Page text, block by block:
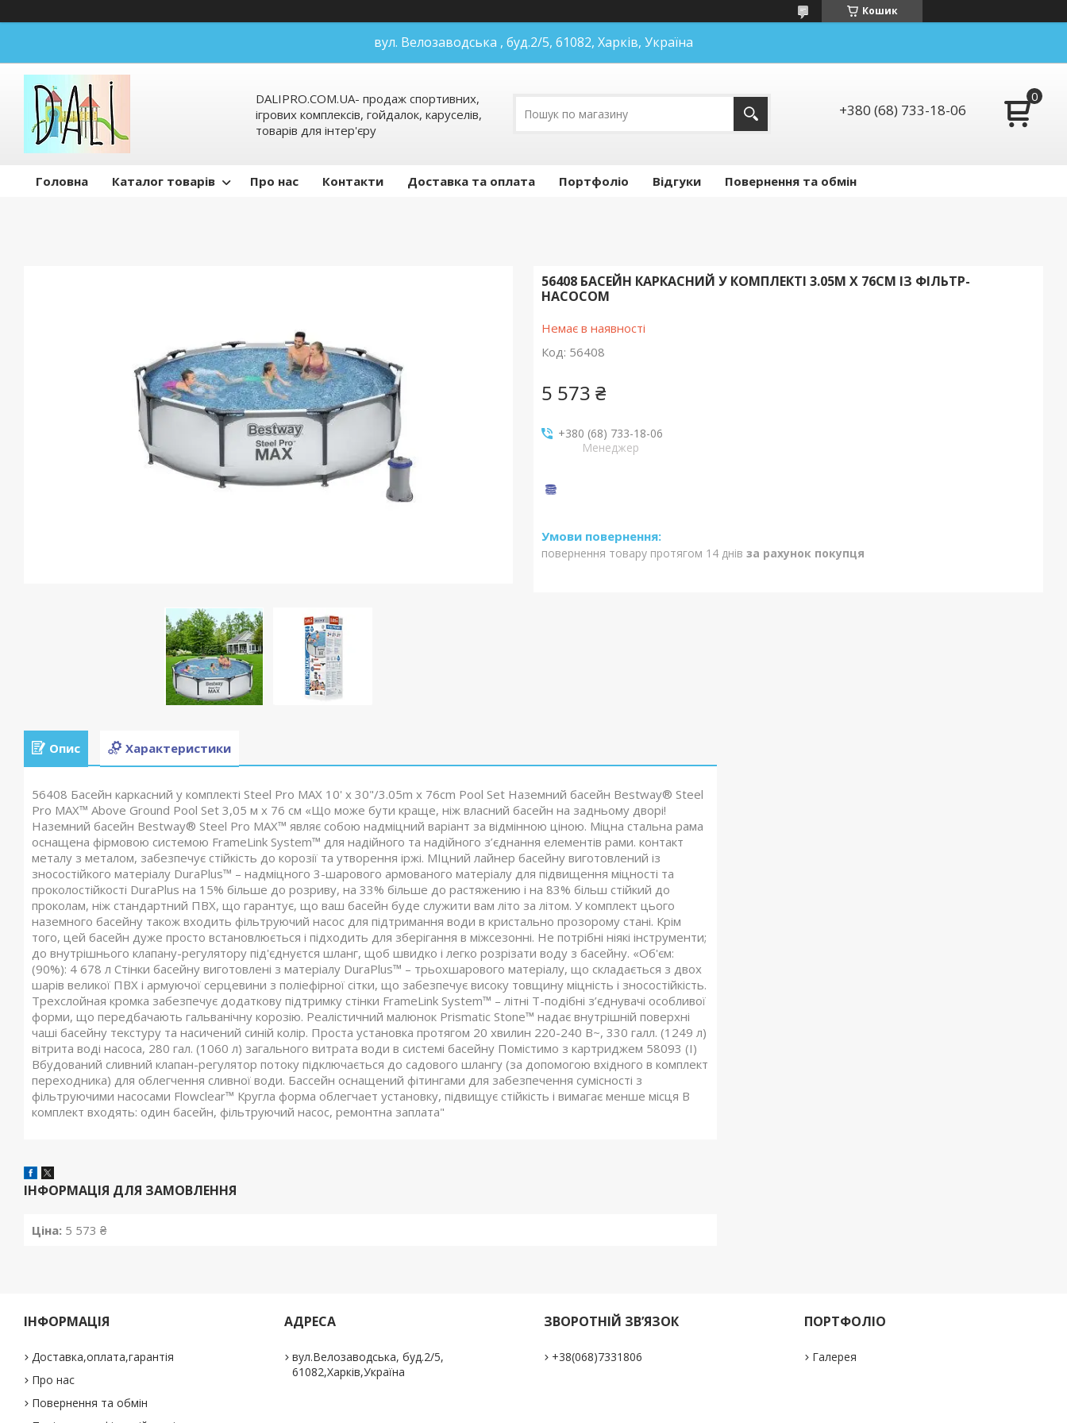
Кошик
вул. Велозаводська , буд.2/5, 61082, Харків, Україна
DALIPRO.COM.UA- продаж спортивних,
ігрових комплексів, гойдалок, каруселів,
товарів для інтер'єру
+380 (68) 733-18-06
Головна Каталог товарів Про нас Контакти Доставка та оплата Портфоліо Відгуки Повернення та обмін
56408 БАСЕЙН КАРКАСНИЙ У КОМПЛЕКТІ 3.05M X 76CM ІЗ ФІЛЬТР-
НАСОСОМ
Немає в наявності
Код: 56408
5 573 ₴
+380 (68) 733-18-06
Менеджер
повернення товару протягом 14 днів за рахунок покупця
Опис Характеристики
56408 Басейн каркасний у комплекті Steel Pro MAX 10' x 30"/3.05m x 76cm Pool Set Наземний басейн Bestway® Steel
Pro MAX™ Above Ground Pool Set 3,05 м x 76 см «Що може бути краще, ніж власний басейн на задньому дворі!
Наземний басейн Bestway® Steel Pro MAX™ являє собою надміцний варіант за відмінною ціною. Міцна стальна рама
оснащена фірмовою системою FrameLink System™ для надійного та надійного з’єднання елементів рами. контакт
металу з металом, забезпечує стійкість до корозії та утворення іржі. МІцний лайнер басейну виготовлений із
зносостійкого матеріалу DuraPlus™ – надміцного 3-шарового армованого матеріалу для підвищення міцності та
проколостійкості DuraPlus на 15% більше до розриву, на 33% більше до растяжению і на 83% більш стійкий до
проколам, ніж стандартний ПВХ, що гарантує, що ваш басейн буде служити вам літо за літом. У комплект цього
наземного басейну також входить фільтруючий насос для підтримання води в кристально прозорому стані. Крім
того, цей басейн дуже просто встановлюється і підходить для зберігання в міжсезонні. Не потрібні ніякі інструменти;
до внутрішнього клапану-регулятору під'єднуєтся шланг, щоб швидко і легко розрізати воду з басейну. «Об'єм:
(90%): 4 678 л Стінки басейну виготовлені з матеріалу DuraPlus™ – трьохшарового матеріалу, що складається з двох
шарів великої ПВХ і армуючої серцевини з поліефірної сітки, що забезпечує високу товщину міцність і зносостійкість.
Трехслойная кромка забезпечує додаткову підтримку стінки FrameLink System™ – літні Т-подібні з’єднувачі особливої
форми, що передбачають гальванічну корозію. Реалістичний малюнок Prismatic Stone™ надає внутрішній поверхні
чаші басейну текстуру та насичений синій колір. Проста установка протягом 20 хвилин 220-240 В~, 330 галл. (1249 л)
вітрита воді насоса, 280 гал. (1060 л) загального витрата води в системі басейну Помістимо з картриджем 58093 (I)
Вбудований сливний клапан-регулятор потоку підключається до садового шлангу (за допомогою вхідного в комплект
переходника) для облегчення сливної води. Бассейн оснащений фітингами для забезпечення сумісності з
фільтруючими насосами Flowclear™ Кругла форма облегчает установку, підвищує стійкість і вимагає менше місця В
комплект входять: один басейн, фільтруючий насос, ремонтна заплата"
ІНФОРМАЦІЯ ДЛЯ ЗАМОВЛЕННЯ
Ціна: 5 573 ₴
ІНФОРМАЦІЯ
Доставка,оплата,гарантія
Про нас
Повернення та обмін
АДРЕСА
вул.Велозаводська, буд.2/5,
61082,Харків,Україна
ЗВОРОТНІЙ ЗВ’ЯЗОК
+38(068)7331806
ПОРТФОЛІО
Галерея